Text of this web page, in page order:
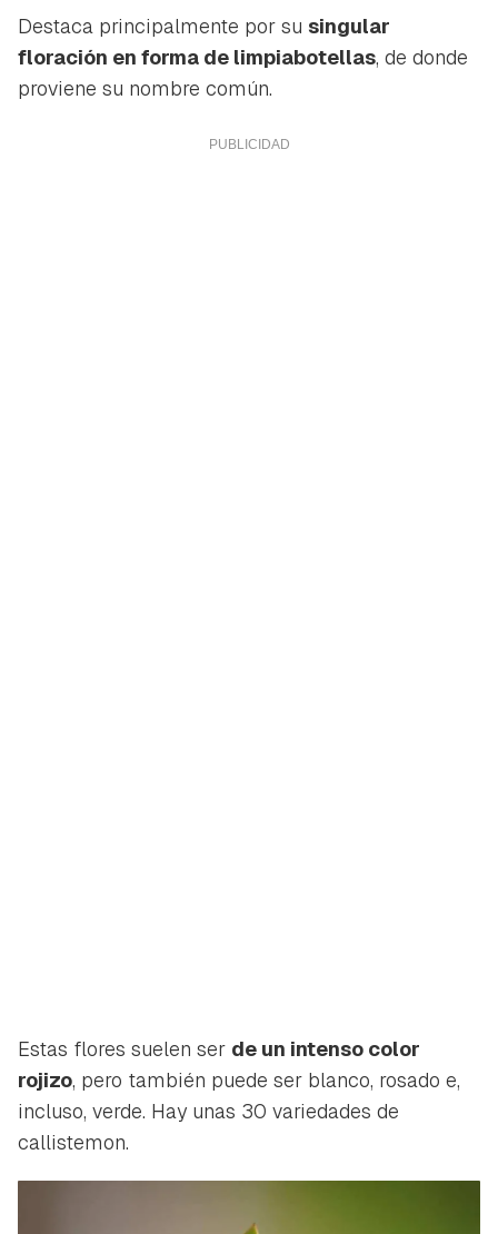
Destaca principalmente por su singular
floración en forma de limpiabotellas, de donde
proviene su nombre común.
Estas flores suelen ser de un intenso color
rojizo, pero también puede ser blanco, rosado e,
incluso, verde. Hay unas 30 variedades de
callistemon.